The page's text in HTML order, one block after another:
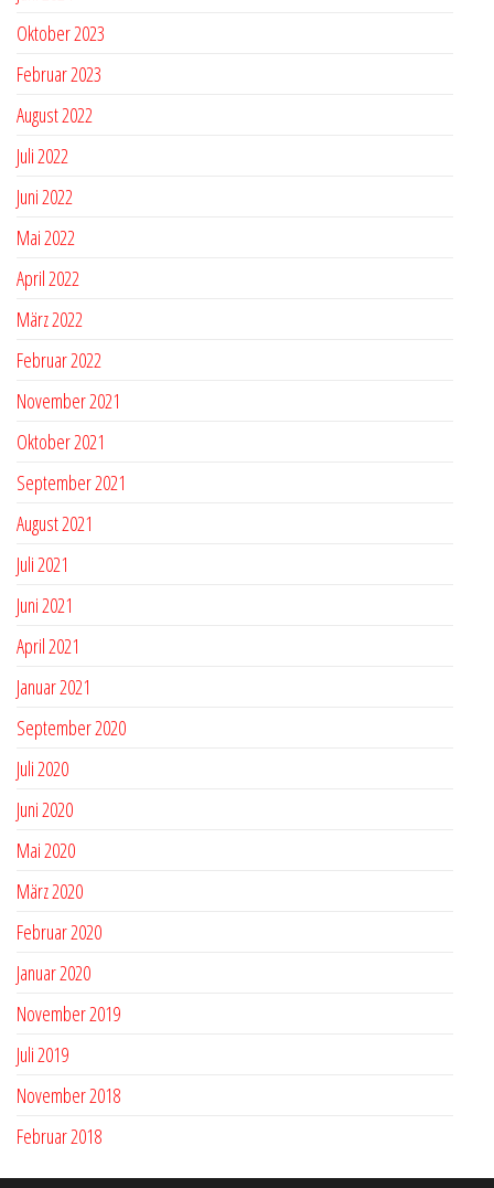
Oktober 2023
Februar 2023
August 2022
Juli 2022
Juni 2022
Mai 2022
April 2022
März 2022
Februar 2022
November 2021
Oktober 2021
September 2021
August 2021
Juli 2021
Juni 2021
April 2021
Januar 2021
September 2020
Juli 2020
Juni 2020
Mai 2020
März 2020
Februar 2020
Januar 2020
November 2019
Juli 2019
November 2018
Februar 2018